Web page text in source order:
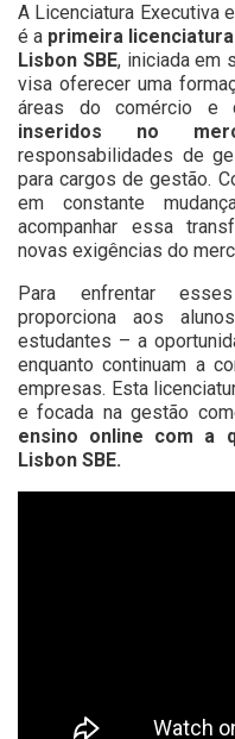
A Licenciatura Executiva
é a primeira
Lisbon SBE, iniciada em
visa oferecer uma
áreas do comércio e
inseridos no
responsabilidades de
para cargos de gestão.
em constante
acompanhar essa
novas exigências do
Para enfrentar
proporciona aos
estudantes – a
enquanto continuam a
empresas. Esta
e focada na gestão
ensino online com a
Lisbon SBE.